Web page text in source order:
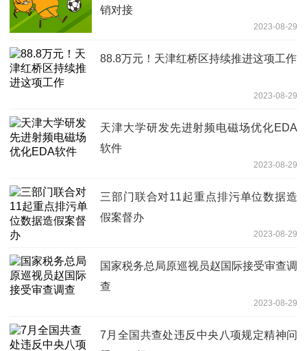
销对接
2023-08-29
88.8万元！天津红桥区持续推进这项工作
2023-08-29
天津大学研发先进射频电磁场优化EDA
软件
2023-08-29
三部门联合对11起重点排污单位数据造
假案督办
2023-08-29
国家税务总局原巡视员赵国际接受审查调
查
2023-08-29
7月全国共查处违反中央八项规定精神问